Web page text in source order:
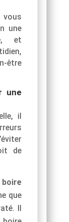
une
et
être
une
il
de
boire
que
Il